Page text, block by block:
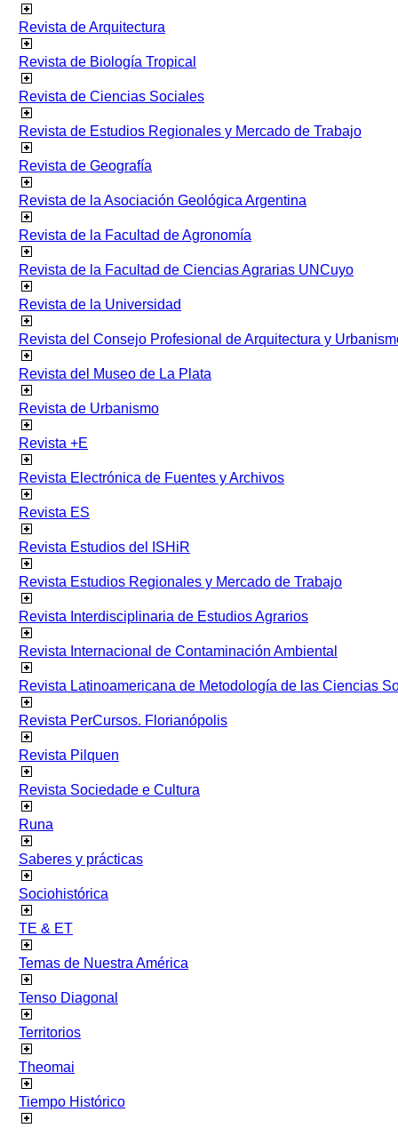
Revista de Arquitectura
Revista de Biología Tropical
Revista de Ciencias Sociales
Revista de Estudios Regionales y Mercado de Trabajo
Revista de Geografía
Revista de la Asociación Geológica Argentina
Revista de la Facultad de Agronomía
Revista de la Facultad de Ciencias Agrarias UNCuyo
Revista de la Universidad
Revista del Consejo Profesional de Arquitectura y
Revista del Museo de La Plata
Revista de Urbanismo
Revista +E
Revista Electrónica de Fuentes y Archivos
Revista ES
Revista Estudios del ISHiR
Revista Estudios Regionales y Mercado de Trabajo
Revista Interdisciplinaria de Estudios Agrarios
Revista Internacional de Contaminación Ambiental
Revista Latinoamericana de Metodología de las Ciencias
Revista PerCursos. Florianópolis
Revista Pilquen
Revista Sociedade e Cultura
Runa
Saberes y prácticas
Sociohistórica
TE & ET
Temas de Nuestra América
Tenso Diagonal
Territorios
Theomai
Tiempo Histórico